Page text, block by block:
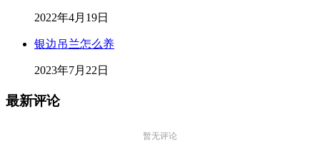
2022年4月19日
银边吊兰怎么养
2023年7月22日
最新评论
暂无评论